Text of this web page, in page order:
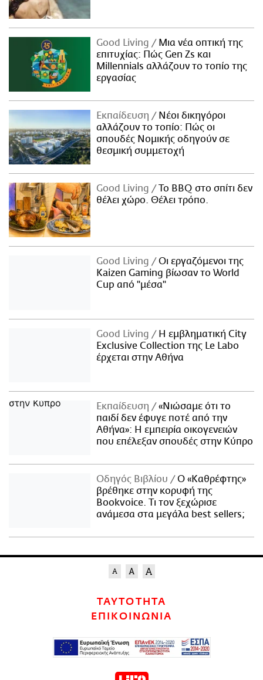
Good Living
Μια νέα οπτική της
επιτυχίας: Πώς Gen Zs και
Millennials αλλάζουν το τοπίο της
εργασίας
Εκπαίδευση
Νέοι δικηγόροι
αλλάζουν το τοπίο: Πώς οι
σπουδές Νομικής οδηγούν σε
θεσμική συμμετοχή
Good Living
Το BBQ στο σπίτι δεν
θέλει χώρο. Θέλει τρόπο.
Good Living
Οι εργαζόμενοι της
Kaizen Gaming βίωσαν το World
Cup από "μέσα"
Good Living
Η εμβληματική City
Exclusive Collection της Le Labo
έρχεται στην Αθήνα
Εκπαίδευση
«Νιώσαμε ότι το
παιδί δεν έφυγε ποτέ από την
Αθήνα»: Η εμπειρία οικογενειών
που επέλεξαν σπουδές στην Κύπρο
Οδηγός Βιβλίου
Ο «Καθρέφτης»
βρέθηκε στην κορυφή της
Bookvoice. Τι τον ξεχώρισε
ανάμεσα στα μεγάλα best sellers;
ΤΑΥΤΟΤΗΤΑ
ΕΠΙΚΟΙΝΩΝΙΑ